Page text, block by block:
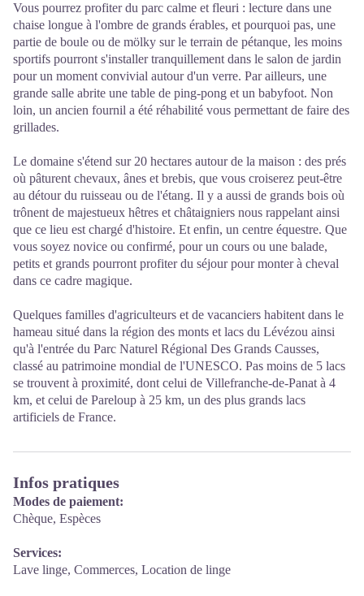
Vous pourrez profiter du parc calme et fleuri : lecture dans une
chaise longue à l'ombre de grands érables, et pourquoi pas, une
partie de boule ou de mölky sur le terrain de pétanque, les moins
sportifs pourront s'installer tranquillement dans le salon de jardin
pour un moment convivial autour d'un verre. Par ailleurs, une
grande salle abrite une table de ping-pong et un babyfoot. Non
loin, un ancien fournil a été réhabilité vous permettant de faire des
grillades.
Le domaine s'étend sur 20 hectares autour de la maison : des prés
où pâturent chevaux, ânes et brebis, que vous croiserez peut-être
au détour du ruisseau ou de l'étang. Il y a aussi de grands bois où
trônent de majestueux hêtres et châtaigniers nous rappelant ainsi
que ce lieu est chargé d'histoire. Et enfin, un centre équestre. Que
vous soyez novice ou confirmé, pour un cours ou une balade,
petits et grands pourront profiter du séjour pour monter à cheval
dans ce cadre magique.
Quelques familles d'agriculteurs et de vacanciers habitent dans le
hameau situé dans la région des monts et lacs du Lévézou ainsi
qu'à l'entrée du Parc Naturel Régional Des Grands Causses,
classé au patrimoine mondial de l'UNESCO. Pas moins de 5 lacs
se trouvent à proximité, dont celui de Villefranche-de-Panat à 4
km, et celui de Pareloup à 25 km, un des plus grands lacs
artificiels de France.
Infos pratiques
Modes de paiement:
Chèque, Espèces
Services:
Lave linge, Commerces, Location de linge